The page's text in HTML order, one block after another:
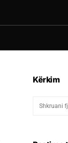
Kërkim